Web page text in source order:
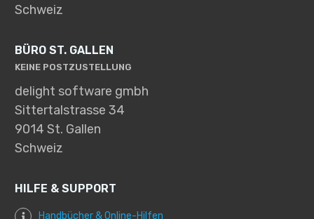
Schweiz
BÜRO ST. GALLEN
KEINE POSTZUSTELLUNG
delight software gmbh
Sittertalstrasse 34
9014 St. Gallen
Schweiz
HILFE & SUPPORT
Handbücher & Online-Hilfen